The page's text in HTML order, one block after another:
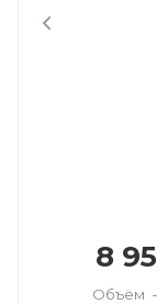
8
Объём